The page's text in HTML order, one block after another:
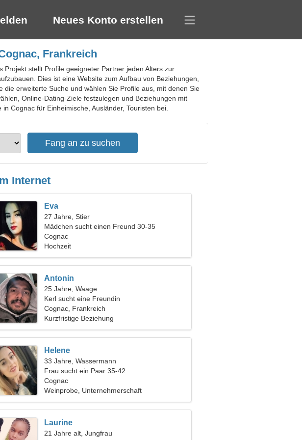
Neues Konto erstellen
Frankreich
stellt Profile geeigneter Partner jeden Alters zur
Dies ist eine Website zum Aufbau von Beziehungen,
erweiterte Suche und wählen Sie Profile aus, mit denen Sie
Online-Dating-Ziele festzulegen und Beziehungen mit
Cognac für Einheimische, Ausländer, Touristen bei.
Internet
Eva
27 Jahre, Stier
Mädchen sucht einen Freund 30-35
Cognac
Hochzeit
Antonin
25 Jahre, Waage
Kerl sucht eine Freundin
Cognac, Frankreich
Kurzfristige Beziehung
Helene
33 Jahre, Wassermann
Frau sucht ein Paar 35-42
Cognac
Weinprobe, Unternehmerschaft
Laurine
21 Jahre alt, Jungfrau